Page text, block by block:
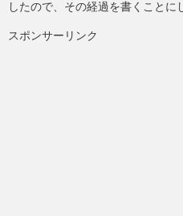
したので、その経過を書くことに
スポンサーリンク